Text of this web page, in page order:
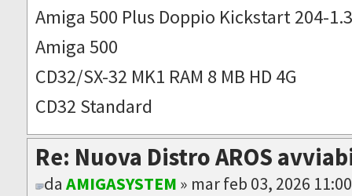
Amiga 500 Plus Doppio Kickstart 204-
Amiga 500
CD32/SX-32 MK1 RAM 8 MB HD 4G
CD32 Standard
Re: Nuova Distro AROS
daAMIGASYSTEM » mar feb 03, 2026